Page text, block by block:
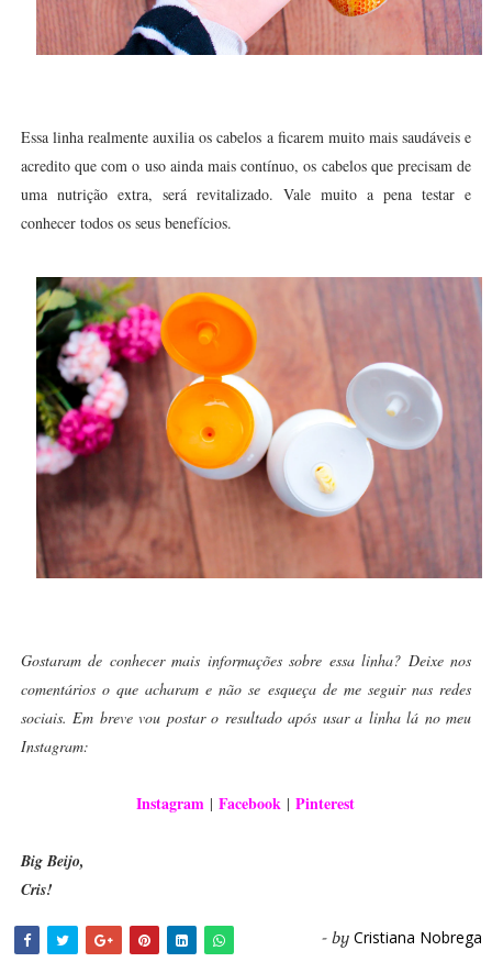
Essa linha realmente auxilia os cabelos a ficarem muito mais saudáveis e
acredito que com o uso ainda mais contínuo, os cabelos que precisam de
uma nutrição extra, será revitalizado. Vale muito a pena testar e
conhecer todos os seus benefícios.
Gostaram de conhecer mais informações sobre essa linha? Deixe nos
comentários o que acharam e não se esqueça de me seguir nas redes
sociais. Em breve vou postar o resultado após usar a linha lá no meu
Instagram:
Instagram |Facebook |Pinterest
Big Beijo,
Cris!
- by Cristiana Nobrega